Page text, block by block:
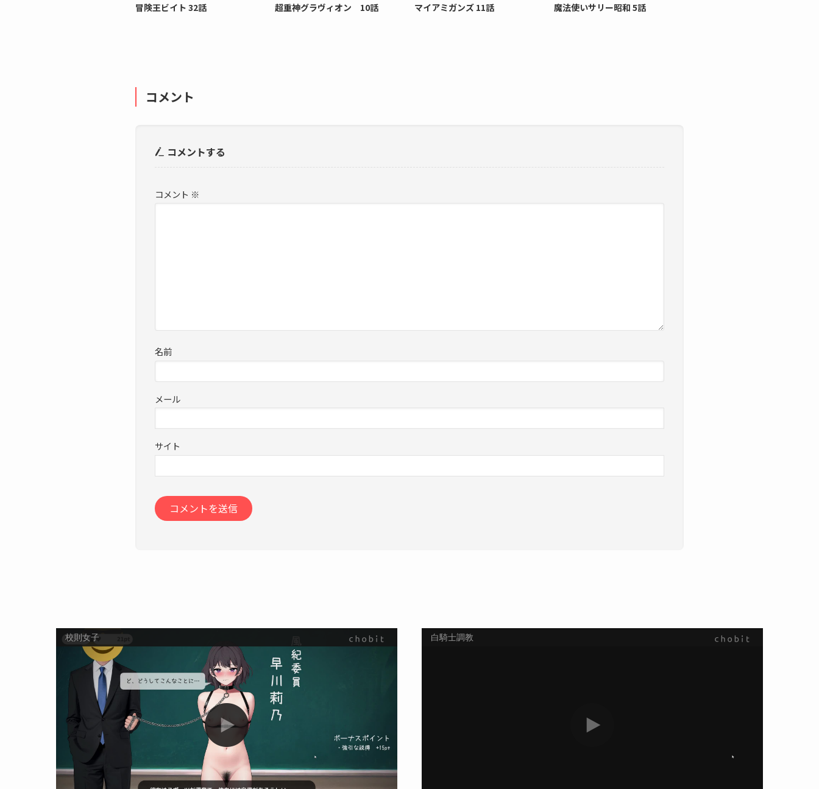
冒険王ビイト 32話 超重神グラヴィオン 10話 マイアミガンズ 11話 魔法使いサリー昭和 5話
コメント
コメントする
コメント ※
名前
メール
サイト